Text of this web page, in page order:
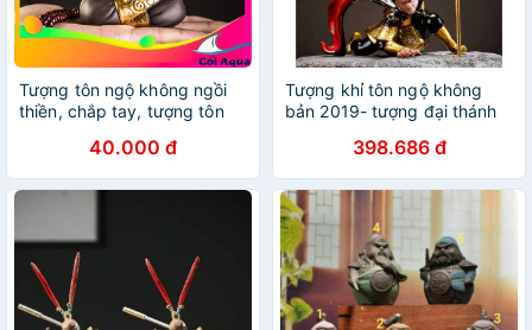
Tượng tôn ngộ không ngồi
thiền, chắp tay, tượng tôn
sinh, tiểu cảnh40.000 đ
Tượng khỉ tôn ngộ không
bản 2019- tượng đại thánh
398.686 đ